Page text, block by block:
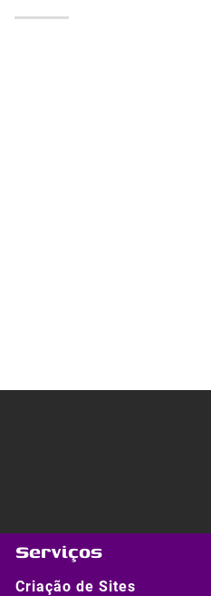
Serviços
Criação de Sites